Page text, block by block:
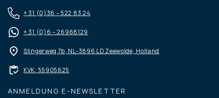
+ 31 (0)36 – 522 83 24
+ 31 (0)6 – 26968129
Slingerweg 7b, NL-3896 LD Zeewolde, Holland
KVK: 55905625
ANMELDUNG E-NEWSLETTER